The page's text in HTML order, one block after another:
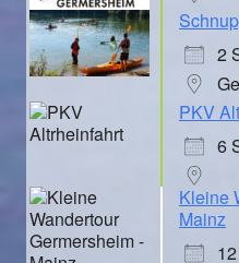
2
PKV
6
Kleine
Mainz